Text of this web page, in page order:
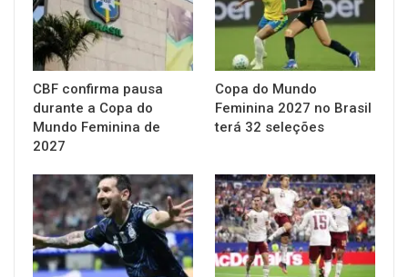
CBF confirma pausa
durante a Copa do
Mundo Feminina de
2027
Copa do Mundo
Feminina 2027 no Brasil
terá 32 seleções